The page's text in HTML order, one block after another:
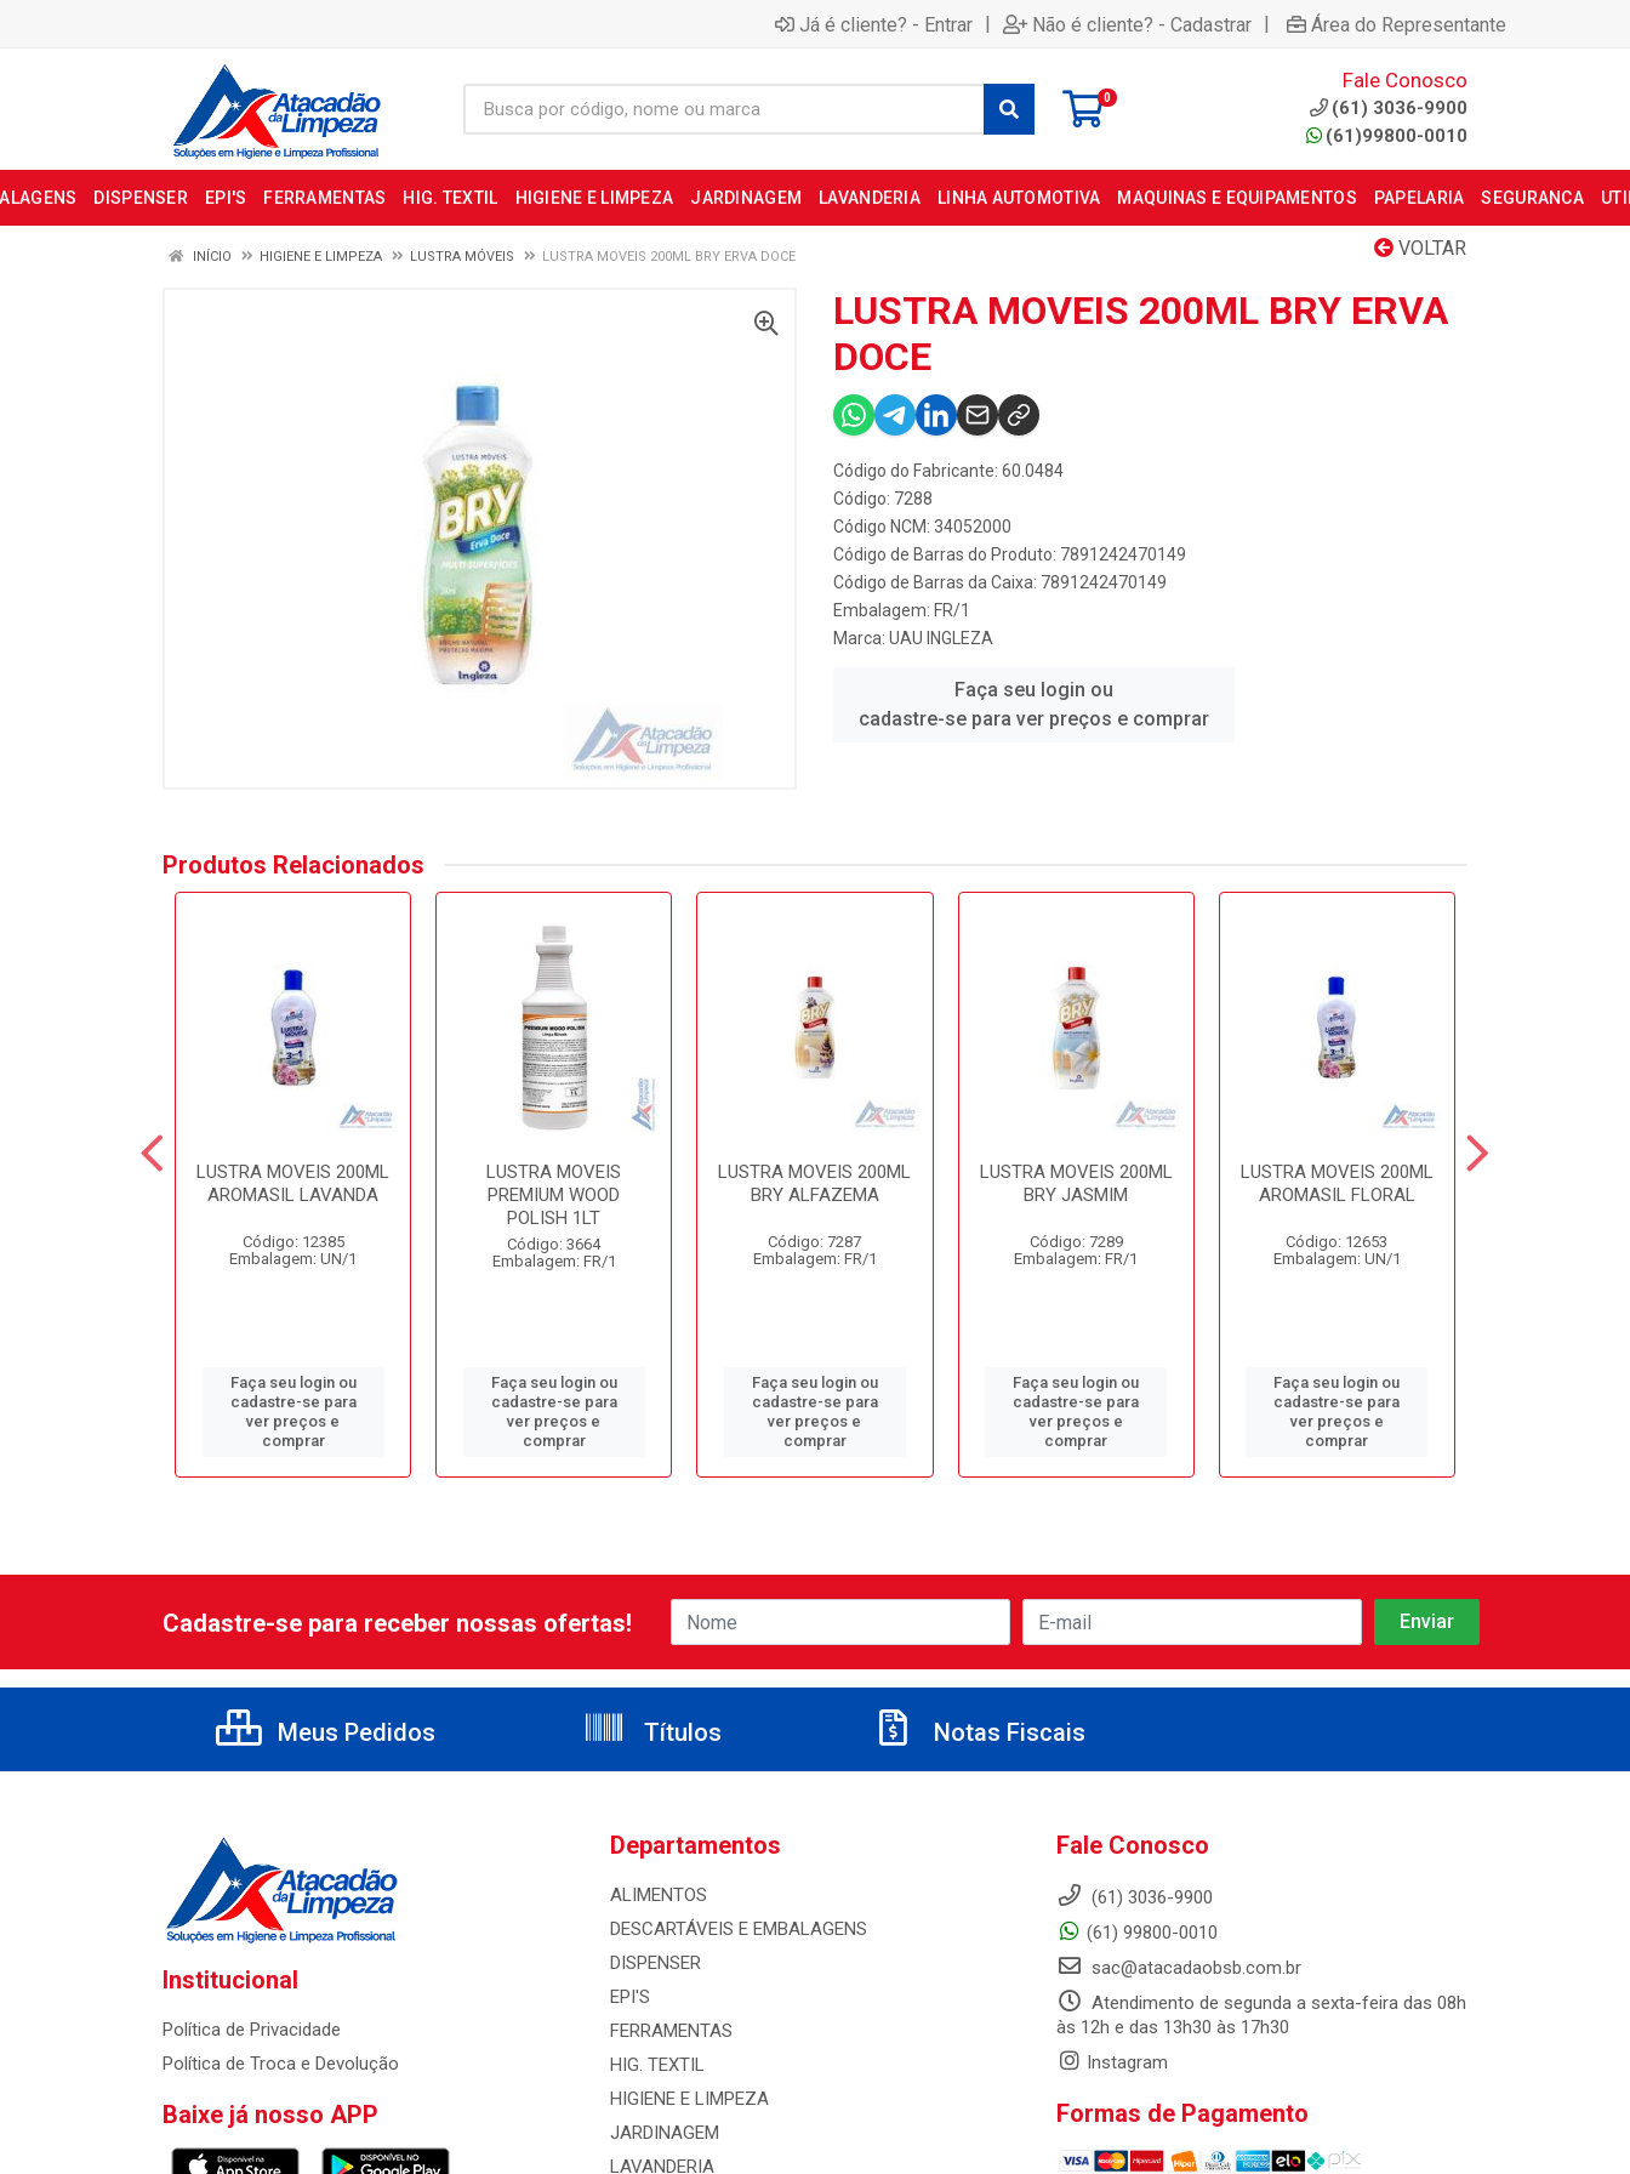
Já é cliente? - Entrar | Não é cliente? - Cadastrar | Área do Representante
0
Fale Conosco
(61) 3036-9900
(61)99800-0010
DISPENSER EPI'S FERRAMENTAS HIG. TEXTIL HIGIENE E LIMPEZA JARDINAGEM LAVANDERIA LINHA AUTOMOTIVA MAQUINAS E EQUIPAMENTOS PAPELARIA SEGURANCA
VOLTAR
INÍCIO HIGIENE E LIMPEZA LUSTRA MÓVEIS LUSTRA MOVEIS 200ML BRY ERVA DOCE
LUSTRA MOVEIS 200ML BRY ERVA
DOCE
Código do Fabricante: 60.0484
Código: 7288
Código NCM: 34052000
Código de Barras do Produto: 7891242470149
Código de Barras da Caixa: 7891242470149
Embalagem: FR/1
Marca: UAU INGLEZA
Faça seu login ou
cadastre-se para ver preços e comprar
Produtos Relacionados
LUSTRA MOVEIS 200ML
AROMASIL LAVANDA
Código: 12385
Embalagem: UN/1
Faça seu login ou
cadastre-se para
ver preços e
comprar
LUSTRA MOVEIS
PREMIUM WOOD
POLISH 1LT
Código: 3664
Embalagem: FR/1
Faça seu login ou
cadastre-se para
ver preços e
comprar
LUSTRA MOVEIS 200ML
BRY ALFAZEMA
Código: 7287
Embalagem: FR/1
Faça seu login ou
cadastre-se para
ver preços e
comprar
LUSTRA MOVEIS 200ML
BRY JASMIM
Código: 7289
Embalagem: FR/1
Faça seu login ou
cadastre-se para
ver preços e
comprar
LUSTRA MOVEIS 200ML
AROMASIL FLORAL
Código: 12653
Embalagem: UN/1
Faça seu login ou
cadastre-se para
ver preços e
comprar
Cadastre-se para receber nossas ofertas!
Meus Pedidos Títulos Notas Fiscais
Institucional
Política de Privacidade
Política de Troca e Devolução
Baixe já nosso APP
Departamentos
ALIMENTOS
DESCARTÁVEIS E EMBALAGENS
DISPENSER
EPI'S
FERRAMENTAS
HIG. TEXTIL
HIGIENE E LIMPEZA
JARDINAGEM
LAVANDERIA
Fale Conosco
(61) 3036-9900
(61) 99800-0010
sac@atacadaobsb.com.br
Atendimento de segunda a sexta-feira das 08h
às 12h e das 13h30 às 17h30
Instagram
Formas de Pagamento